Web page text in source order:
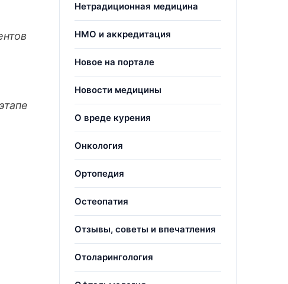
Нетрадиционная медицина
НМО и аккредитация
Новое на портале
Новости медицины
О вреде курения
Онкология
Ортопедия
Остеопатия
Отзывы, советы и впечатления
Отоларингология